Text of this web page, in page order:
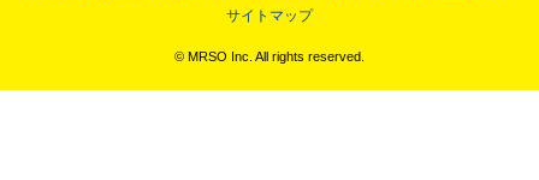
サイトマップ
© MRSO Inc. All rights reserved.